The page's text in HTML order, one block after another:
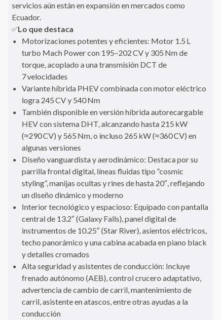
servicios aún están en expansión en mercados como
Ecuador.
✅Lo que destaca
Motorizaciones potentes y eficientes: Motor 1.5 L
turbo Mach Power con 195–202 CV y 305 Nm de
torque, acoplado a una transmisión DCT de
7 velocidades
Variante híbrida PHEV combinada con motor eléctrico
logra 245 CV y 540 Nm
También disponible en versión híbrida autorecargable
HEV con sistema DHT, alcanzando hasta 215 kW
(≈290 CV) y 565 Nm, o incluso 265 kW (≈360 CV) en
algunas versiones
Diseño vanguardista y aerodinámico: Destaca por su
parrilla frontal digital, líneas fluidas tipo “cosmic
styling”, manijas ocultas y rines de hasta 20″, reflejando
un diseño dinámico y moderno
Interior tecnológico y espacioso: Equipado con pantalla
central de 13.2″ (Galaxy Falls), panel digital de
instrumentos de 10.25″ (Star River), asientos eléctricos,
techo panorámico y una cabina acabada en piano black
y detalles cromados
Alta seguridad y asistentes de conducción: Incluye
frenado autónomo (AEB), control crucero adaptativo,
advertencia de cambio de carril, mantenimiento de
carril, asistente en atascos, entre otras ayudas a la
conducción